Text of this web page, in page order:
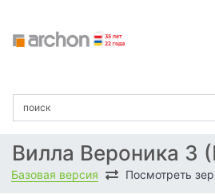
Вилла Вероника 3
Базовая версия Посмотреть